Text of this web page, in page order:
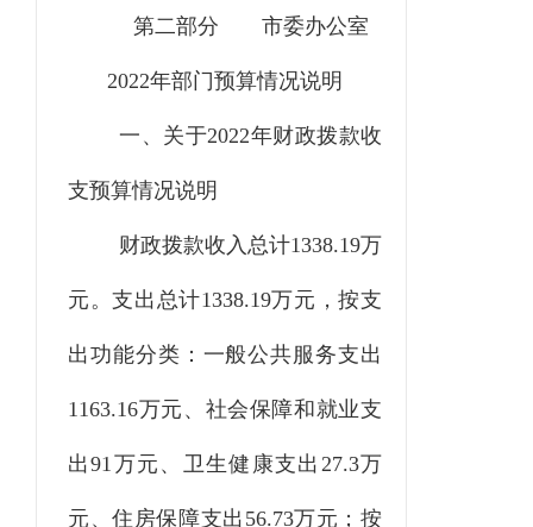
第二部分 市委办公室
2022年部门预算情况说明
一、关于2022年财政拨款收
支预算情况说明
财政拨款收入总计1338.19万
元。支出总计1338.19万元，按支
出功能分类：一般公共服务支出
1163.16万元、社会保障和就业支
出91万元、卫生健康支出27.3万
元、住房保障支出56.73万元；按